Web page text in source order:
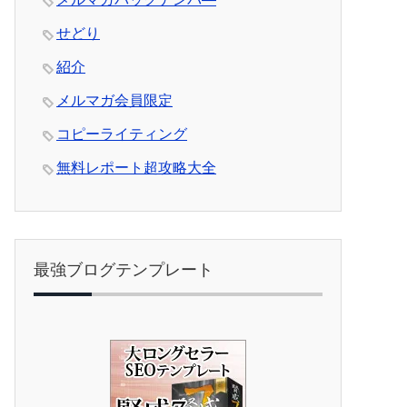
せどり
紹介
メルマガ会員限定
コピーライティング
無料レポート超攻略大全
最強ブログテンプレート